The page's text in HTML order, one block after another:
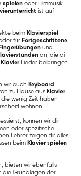
spielen oder Filmmusik
ist auf
beim Klavierspiel
für Fortgeschrittene,
Fingerübungen und
an, die dir
Klavier Lieder beibringen
wir auch Keyboard
zu Hause aus Klavier
die wenig Zeit haben
wohnen.
können wir dir
oder spezifische
Lehrer zeigen dir alles,
beim Klavier spielen
bieten wir ebenfalls
die Grundlagen der